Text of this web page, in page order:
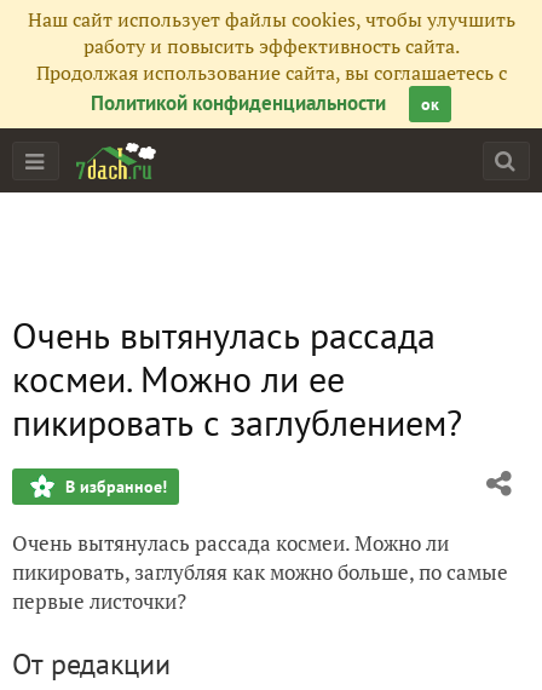
Наш сайт использует файлы cookies, чтобы улучшить
работу и повысить эффективность сайта.
Продолжая использование сайта, вы соглашаетесь с
Политикой конфиденциальности
ок
Очень вытянулась рассада
космеи. Можно ли ее
пикировать с заглублением?
В избранное!
Очень вытянулась рассада космеи. Можно ли
пикировать, заглубляя как можно больше, по самые
первые листочки?
От редакции